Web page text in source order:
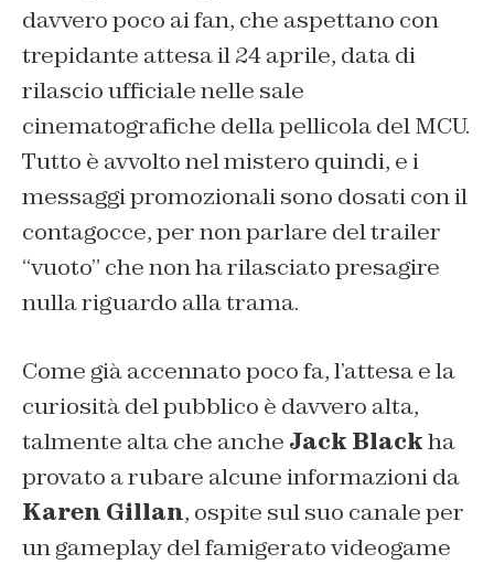
davvero poco ai fan, che aspettano con
trepidante attesa il 24 aprile, data di
rilascio ufficiale nelle sale
cinematografiche della pellicola del MCU.
Tutto è avvolto nel mistero quindi, e i
messaggi promozionali sono dosati con il
contagocce, per non parlare del trailer
“vuoto” che non ha rilasciato presagire
nulla riguardo alla trama.
Come già accennato poco fa, l’attesa e la
curiosità del pubblico è davvero alta,
talmente alta che anche Jack Blackha
provato arubare alcune informazioni da
Karen Gillan, ospite sul suo canale per
un gameplay del famigerato videogame